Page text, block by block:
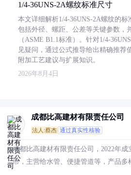
1/4-36UNS-2A螺纹标准尺寸
本文详细解析1/4-36UNS-2A螺纹的标
包括外径、螺距、公差等关键参数，
（ASME B1.1标准）。针对1/4-
见疑问，通过公式推导给出精确推荐
附加工艺建议与扩展知识。
2026年8月4日
成都比高建材有限责任公司
法人:蔡杰 通过真实性核验
成都比高建材有限责任公司，2022年成
市，主营给水管、便捷管道等，产品多